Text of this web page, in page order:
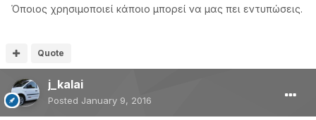
Όποιος χρησιμοποιεί κάποιο μπορεί να μας πει εντυπώσεις.
Quote
j_kalai
Posted January 9, 2016